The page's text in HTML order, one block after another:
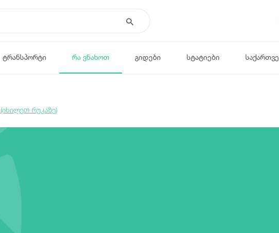
ტრანსპორტი რა ვნახოთ გიდები სტატიები
(იხილეთ რუკაზე)